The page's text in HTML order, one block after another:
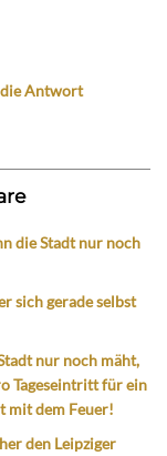
die Antwort
die Stadt nur noch
sich gerade selbst
nur noch mäht,
Tageseintritt für ein
mit dem Feuer!
den Leipziger